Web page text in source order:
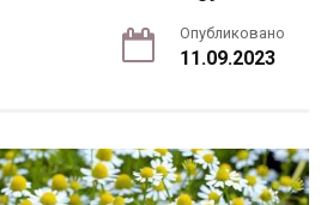
Опубликовано
11.09.2023